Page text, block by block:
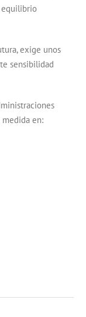
equilibrio
exige unos
sensibilidad
en: